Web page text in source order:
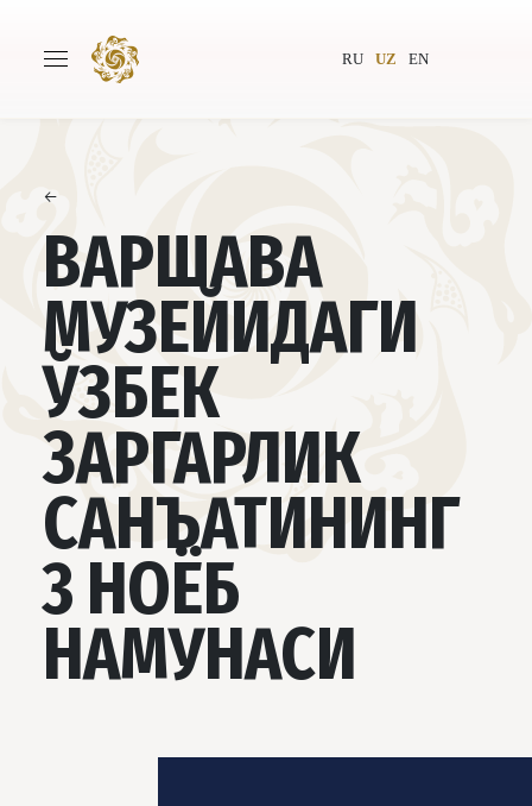
RU UZ EN
Муаллифлар Бутунжаҳон жамияти
Нашриёт Янгиликлар
Лойиҳалар
←
ВАРШАВА
МУЗЕЙИДАГИ
ЎЗБЕК
ЗАРГАРЛИК
САНЪАТИНИНГ
3 НОЁБ
НАМУНАСИ